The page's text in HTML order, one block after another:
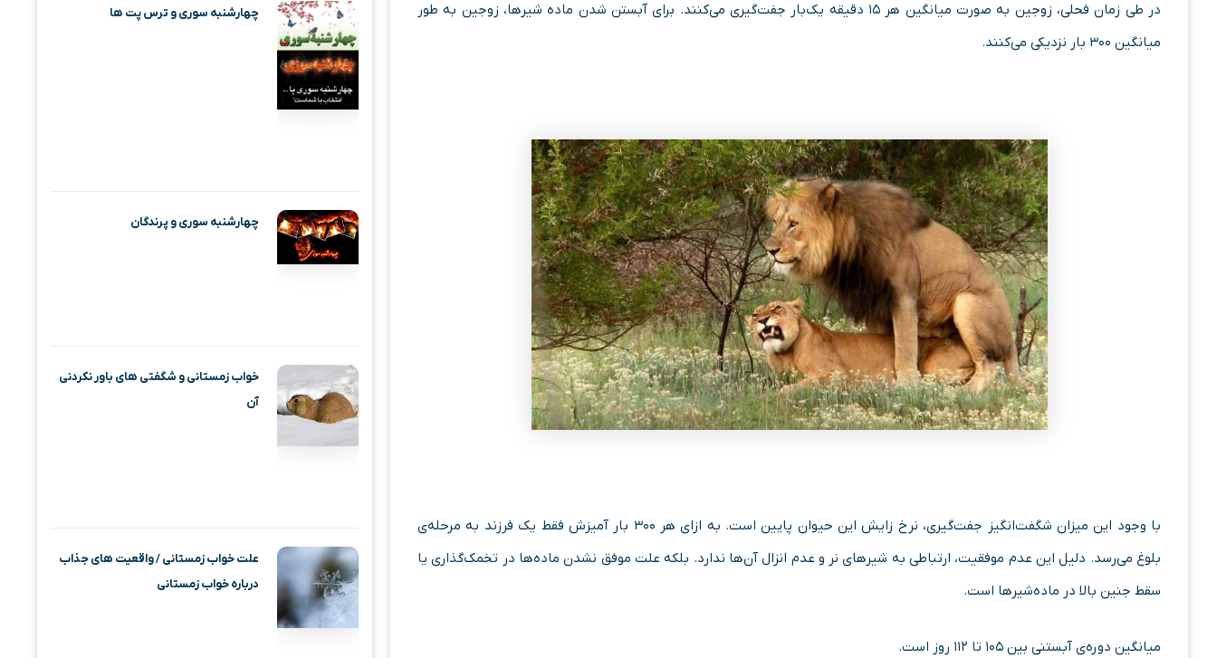
در طی زمان فحلی، زوجین به صورت میانگین هر ۱۵ دقیقه یک­‌بار جفت­‌گیری می­‌کنند. برای آبستن شدن ماده‌ شیرها، زوجین به طور
میانگین ۳۰۰ بار نزدیکی می­‌کنند.
با وجود این میزان شگفت­‌انگیز جفت­‌گیری، نرخ زایش این حیوان پایین است. به ازای هر ۳۰۰ بار آمیزش فقط یک فرزند به مرحله­‌ی
بلوغ می­‌رسد.‌ دلیل این عدم موفقیت، ارتباطی به شیرهای نر و عدم انزال آن­‌ها ندارد. بلکه علت موفق نشدن ماده­‌ها در تخمک‌­گذاری یا
سقط جنین بالا در ماده‌شیرها است.
میانگین دوره­‌ی آبستنی بین ۱۰۵ تا ۱۱۲ روز است.
چهارشنبه‌ سوری و ترس پت‌ ها
چهارشنبه‌ سوری و پرندگان
خواب زمستانی و شگفتی های باور نکردنی
آن
علت خواب زمستانی / واقعیت‌ های جذاب
درباره خواب زمستانی